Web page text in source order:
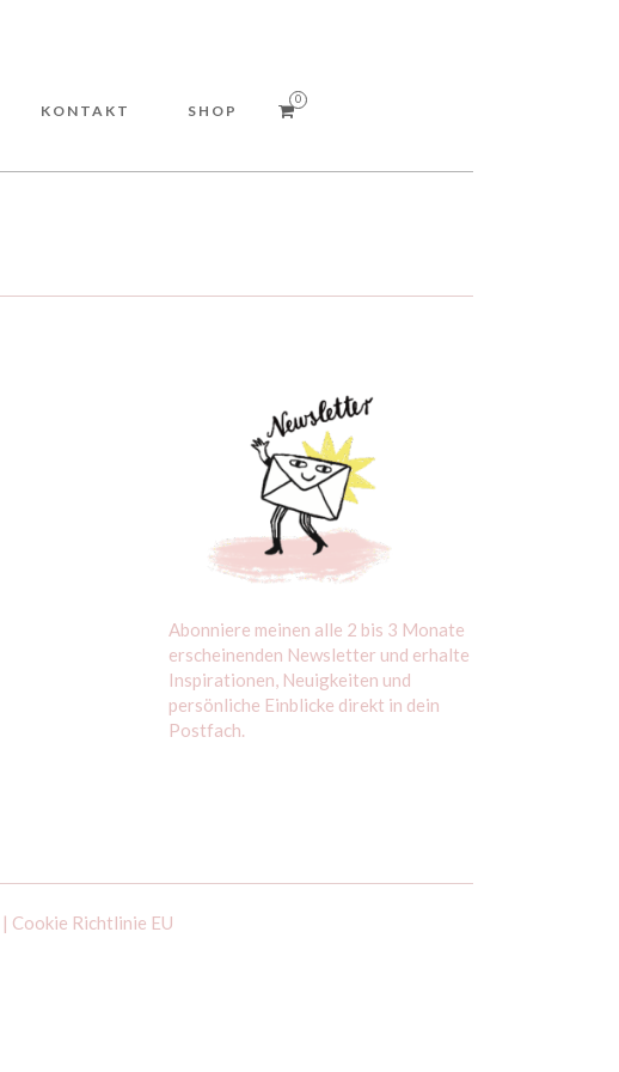
KONTAKT SHOP
0
Abonniere meinen alle 2 bis 3 Monate
erscheinenden Newsletter und erhalte
Inspirationen, Neuigkeiten und
persönliche Einblicke direkt in dein
Postfach.
| Cookie Richtlinie EU